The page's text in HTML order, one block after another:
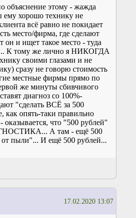
объяснение этому - жажда
хорошо технику не
всё равно не покидает
место/фирма, где сделают
он и ищет такое место - туда
К тому же лично я НИКОГДА
своими глазами и не
сразу не говорю стоимость
местные фирмы прямо по
же минуты сбивчивого
диагноз со 100%-
"сделать ВСЁ за 500
как опять-таки правильно
что "500 рублей"
А там - ещё 500
от пыли"... И ещё 500 рублей...
17.02.2020 13:07